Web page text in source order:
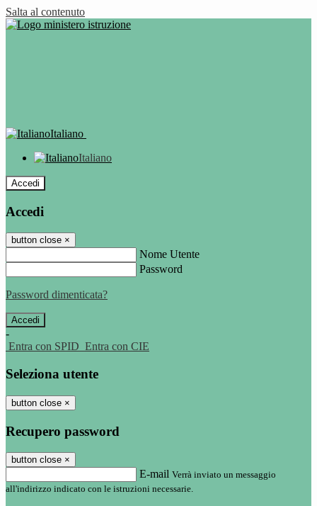
Salta al contenuto
Italiano
Italiano
Accedi
Accedi
button close ×
Nome Utente
Password
Password dimenticata?
-
Entra con SPID Entra con CIE
Seleziona utente
button close ×
Recupero password
button close ×
E-mail Verrà inviato un messaggio
all'indirizzo indicato con le istruzioni necessarie.